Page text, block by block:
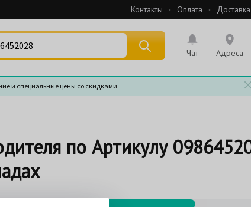
Контакты Оплата Доставка
артикулу (номеру детали) или по названию
Чат Адреса
и специальные цены со скидками
по Артикулу